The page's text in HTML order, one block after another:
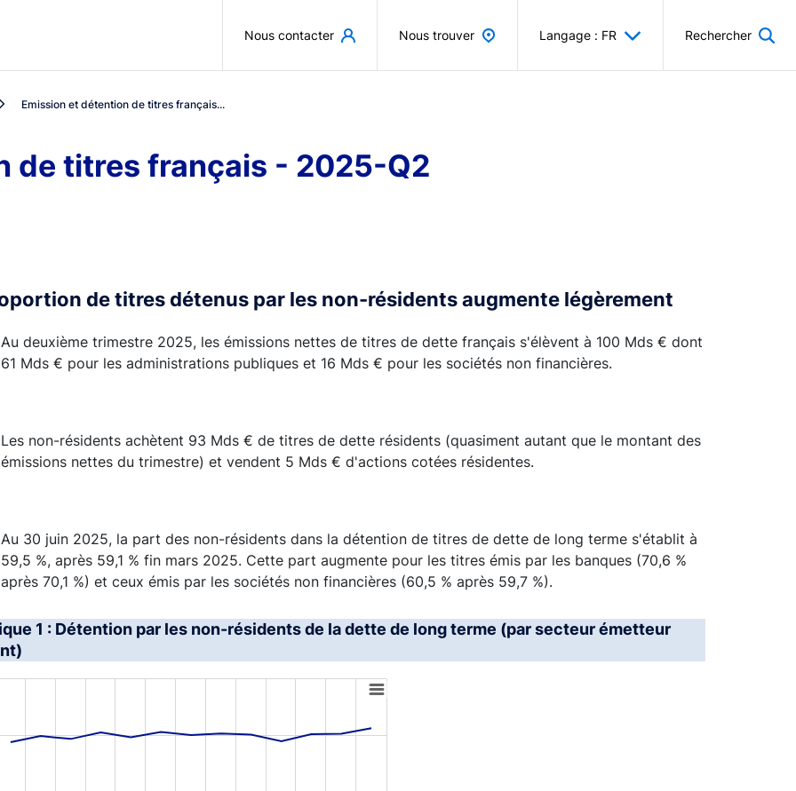
Nous contacter Nous trouver Langage : FR Rechercher
Emission et détention de titres français...
de titres français - 2025-Q2
de titres détenus par les non-résidents augmente légèrement
Au deuxième trimestre 2025, les émissions nettes de titres de dette français s'élèvent à 100 Mds € dont
61 Mds € pour les administrations publiques et 16 Mds € pour les sociétés non financières.
Les non-résidents achètent 93 Mds € de titres de dette résidents (quasiment autant que le montant des
émissions nettes du trimestre) et vendent 5 Mds € d'actions cotées résidentes.
Au 30 juin 2025, la part des non-résidents dans la détention de titres de dette de long terme s'établit à
59,5 %, après 59,1 % fin mars 2025. Cette part augmente pour les titres émis par les banques (70,6 %
après 70,1 %) et ceux émis par les sociétés non financières (60,5 % après 59,7 %).
1 : Détention par les non-résidents de la dette de long terme (par secteur émetteur
data table, Chart